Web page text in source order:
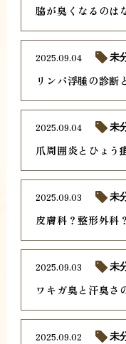
脇が臭くなるのは
リンパ浮腫の診断
2025.09.04 未
爪周囲炎とひょう
2025.09.04 未
皮膚科？整形外科
2025.09.03 未
ワキガ臭と汗臭さ
2025.09.03 未
2025.09.02 未